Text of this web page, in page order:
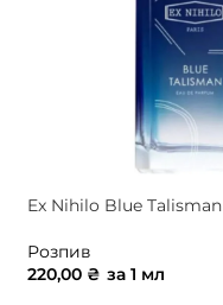
Ex Nihilo Blue Talisman
Розпив
220,00 ₴ за 1 мл